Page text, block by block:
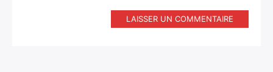
LAISSER UN COMMENTAIRE